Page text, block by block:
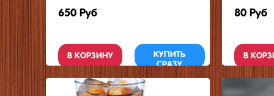
650 Руб
В КОРЗИНУ
КУПИТЬ
СРАЗУ
80 Руб
В